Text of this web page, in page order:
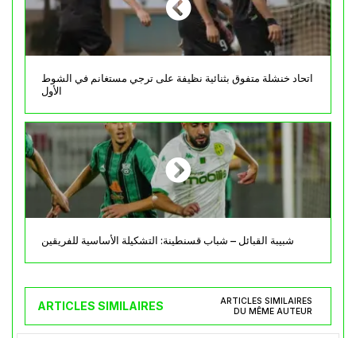
اتحاد خنشلة متفوق بثنائية نظيفة على ترجي مستغانم في الشوط
الأول
شبيبة القبائل – شباب قسنطينة: التشكيلة الأساسية للفريقين
ARTICLES SIMILAIRES
ARTICLES SIMILAIRES
DU MÊME AUTEUR